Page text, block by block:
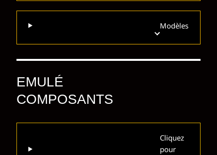
Modèles
EMULÉ
COMPOSANTS
Cliquez
pour